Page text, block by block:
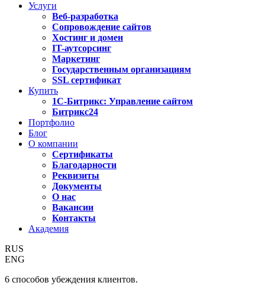
Услуги
Веб-разработка
Сопровождение сайтов
Хостинг и домен
IT-аутсорсинг
Маркетинг
Государственным организациям
SSL сертификат
Купить
1С-Битрикс: Управление сайтом
Битрикс24
Портфолио
Блог
О компании
Сертификаты
Благодарности
Реквизиты
Документы
О нас
Вакансии
Контакты
Академия
RUS
ENG
6 способов убеждения клиентов.